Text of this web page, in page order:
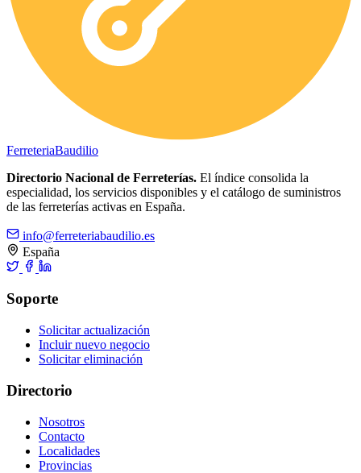
FerreteriaBaudilio
Directorio Nacional de Ferreterías. El índice consolida la
especialidad, los servicios disponibles y el catálogo de suministros
de las ferreterías activas en España.
info@ferreteriabaudilio.es
España
Soporte
Solicitar actualización
Incluir nuevo negocio
Solicitar eliminación
Directorio
Nosotros
Contacto
Localidades
Provincias